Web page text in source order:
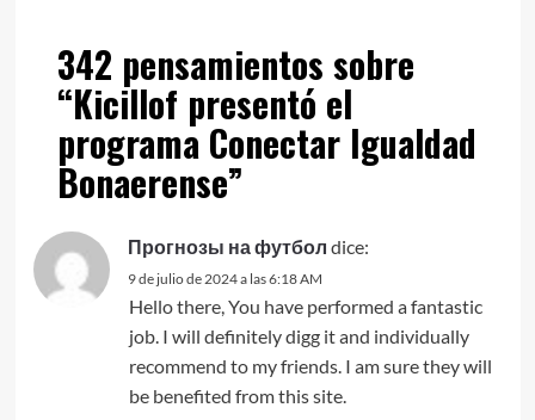
342 pensamientos sobre
“Kicillof presentó el
programa Conectar Igualdad
Bonaerense”
Прогнозы на футбол dice:
9 de julio de 2024 a las 6:18 AM
Hello there, You have performed a fantastic
job. I will definitely digg it and individually
recommend to my friends. I am sure they will
be benefited from this site.